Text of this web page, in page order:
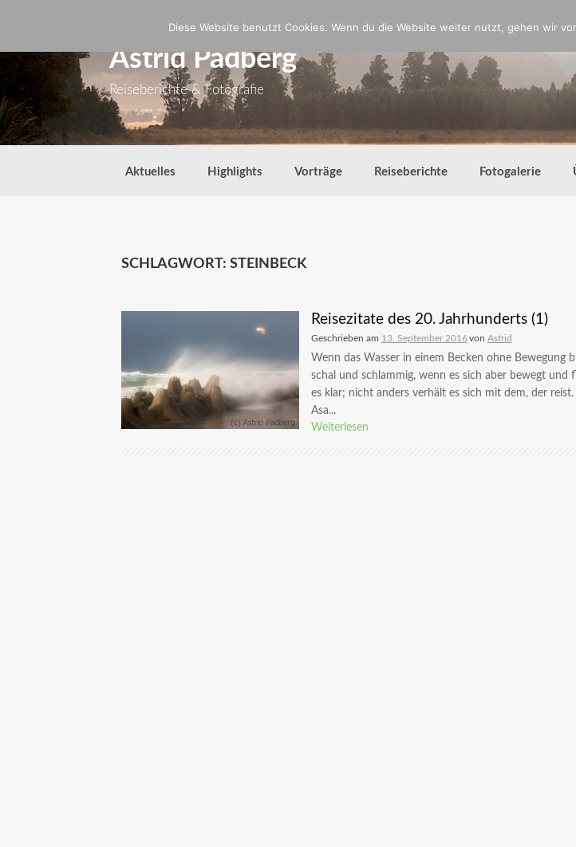
Astrid Padberg
Reiseberichte & Fotografie
Aktuelles Highlights Vorträge Reiseberichte Fotogalerie
SCHLAGWORT: STEINBECK
Reisezitate des 20. Jahrhunderts (1)
Geschrieben am 13. September 2016von Astrid
Wenn das Wasser in einem Becken ohne Bewegung
schal und schlammig, wenn es sich aber bewegt und
es klar; nicht anders verhält es sich mit dem, der
Asa...
Weiterlesen
Diese Website benutzt Cookies. Wenn du die Website weiter nutzt, gehen wir